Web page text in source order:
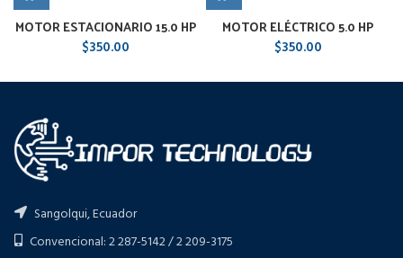
MOTOR ESTACIONARIO 15.0 HP
$350.00
MOTOR ELÉCTRICO 5.0 HP
$350.00
Sangolqui, Ecuador
Convencional: 2 287-5142 / 2 209-3175